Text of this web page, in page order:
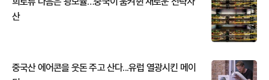
산
중국산 에어콘을 웃돈 주고 산다...유럽 열광시킨 메이